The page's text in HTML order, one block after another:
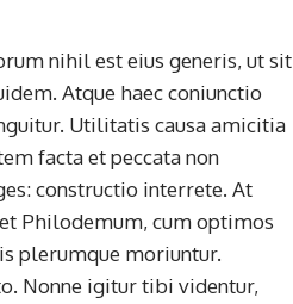
nihil est eius generis, ut sit
Atque haec coniunctio
Utilitatis causa amicitia
facta et peccata non
constructio interrete. At
Philodemum, cum optimos
plerumque moriuntur.
Nonne igitur tibi videntur,